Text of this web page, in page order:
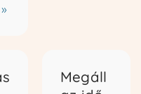
Megáll